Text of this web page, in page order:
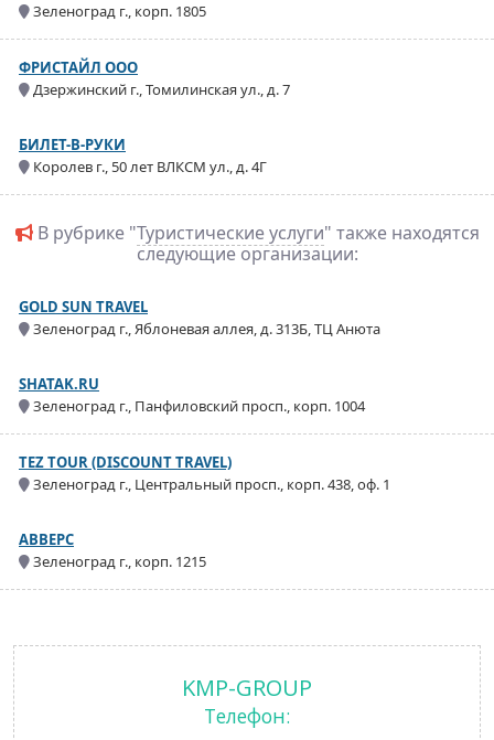
Зеленоград г., корп. 1805
ФРИСТАЙЛ ООО
Дзержинский г., Томилинская ул., д. 7
БИЛЕТ-В-РУКИ
Королев г., 50 лет ВЛКСМ ул., д. 4Г
В рубрике "Туристические услуги" также находятся
следующие организации:
GOLD SUN TRAVEL
Зеленоград г., Яблоневая аллея, д. 313Б, ТЦ Анюта
SHATAK.RU
Зеленоград г., Панфиловский просп., корп. 1004
TEZ TOUR (DISCOUNT TRAVEL)
Зеленоград г., Центральный просп., корп. 438, оф. 1
АВВЕРС
Зеленоград г., корп. 1215
KMP-GROUP
Телефон: